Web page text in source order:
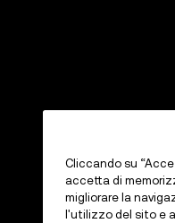
Cliccando su
accetta di
migliorare la
l'utilizzo del sito e